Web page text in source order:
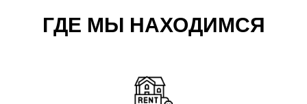
ГДЕ МЫ НАХОДИМСЯ